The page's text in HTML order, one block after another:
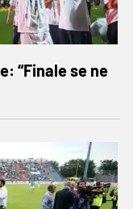
“Finale se ne